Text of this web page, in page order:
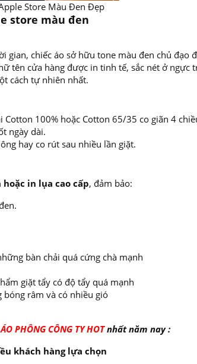
Store Màu Đen Đẹp
store màu đen
chiếc áo sở hữu tone màu đen chủ đạo
tên cửa hàng được in tinh tế, sắc nét ở ngực
cách tự nhiên nhất.
100% hoặc Cotton 65/35 co giãn 4
ngày dài.
hay co rút sau nhiều lần giặt.
in lụa cao cấp, đảm bảo:
bàn chải quá cứng chà mạnh
giặt tẩy có độ tẩy quá mạnh
râm và có nhiều gió
PHÔNG CÔNG TY HOT nhất năm nay :
khách hàng lựa chọn